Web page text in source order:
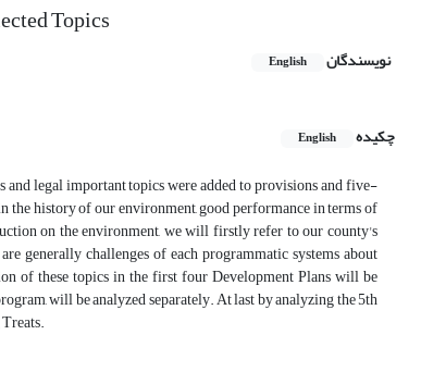
Topics
نویسندگان English
چکیده English
legal important topics were added to provisions and five-
the history of our environment, good performance in terms of
on the environment, we will firstly refer to our county's
generally challenges of each programmatic systems about
of these topics in the first four Development Plans will be
will be analyzed separately. At last by analyzing the 5th